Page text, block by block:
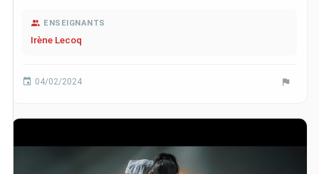
ENSEIGNANTS
Irène Lecoq
04/02/2024